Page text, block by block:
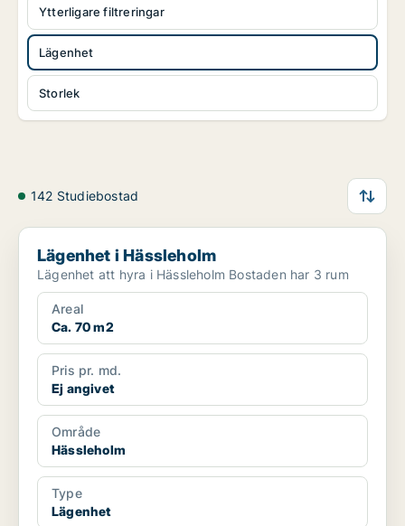
Lägenhet
Storlek
Ytterligare filtreringar
142 Studiebostad
Lägenhet i Hässleholm
Lägenhet i Hässleholm
Lägenhet att hyra i Hässleholm Bostaden har 3 rum
Areal
Ca. 70 m2
Pris pr. md.
Ej angivet
Område
Hässleholm
Type
Lägenhet